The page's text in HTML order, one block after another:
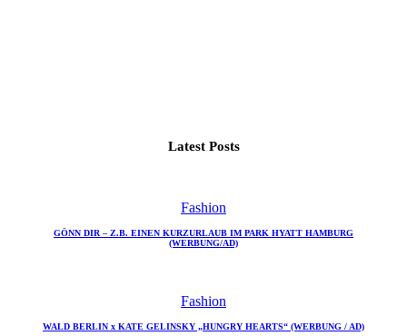
Latest Posts
Fashion
GÖNN DIR – Z.B. EINEN KURZURLAUB IM PARK HYATT HAMBURG
(WERBUNG/AD)
Fashion
WALD BERLIN x KATE GELINSKY „HUNGRY HEARTS“ (WERBUNG / AD)